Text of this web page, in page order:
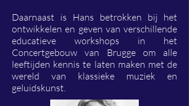
Daarnaast is Hans betrokken bij het
ontwikkelen en geven van verschillende
educatieve workshops in het
Concertgebouw van Brugge om alle
leeftijden kennis te laten maken met de
wereld van klassieke muziek en
geluidskunst.